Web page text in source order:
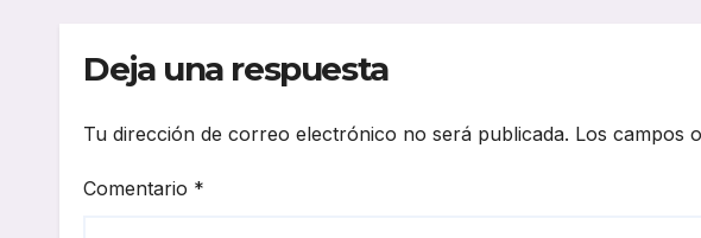
Deja una respuesta
Tu dirección de correo electrónico no será publicada. Los campos
Comentario *